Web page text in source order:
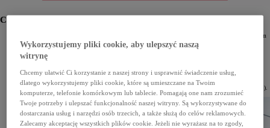
Co piąty nowy samochód osobowy to Toyota
Pierwszy kwartał 2023 roku Toyota zakończyła jako lider polskiego rynku motoryzacyjnego. W tym
czasie zarejestrowano 26 139 aut osobowych marki (ponad 2 razy więcej niż w przypadku marki
zajmującej drugie miejsce w zestawieniu). Udział Toyoty w rynku samochodów osobowych wzrósł
do 21,2% (+3,1 p.p. w porównaniu z analogicznym okresem 2022 roku).
Pojazdy marki zajęły całe podium – na pierwszym miejscu uplasował się Yaris (5365 egz.), drugą
pozycję zajął Yaris Cross (5210 egz.), a trzecią – Corolla (4998 egz.). Toyota C-HR w zestawieniu
zajęła piąte miejsce (3216 egz.), Corolla Cross – ósme (2331 egz.), a RAV4 – dziewiąte (2125 egz.).
Wykorzystujemy pliki cookie, aby ulepszyć naszą
witrynę
Chcemy ułatwić Ci korzystanie z naszej strony i usprawnić świadczenie usług,
dlatego wykorzystujemy pliki cookie, które są umieszczane na Twoim
komputerze, telefonie komórkowym lub tablecie. Pomagają one nam zrozumieć
Twoje potrzeby i ulepszać funkcjonalność naszej witryny. Są wykorzystywane do
dostarczania usług i narzędzi osób trzecich, a także służą do celów reklamowych.
Zalecamy akceptację wszystkich plików cookie. Jeżeli nie wyrażasz na to zgody,